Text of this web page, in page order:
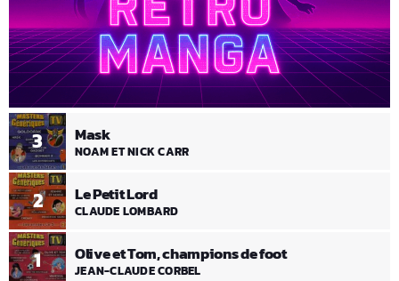
1 Olive et Tom, champions de foot
JEAN-CLAUDE CORBEL
2 Le Petit Lord
CLAUDE LOMBARD
3 Mask
NOAM ET NICK CARR